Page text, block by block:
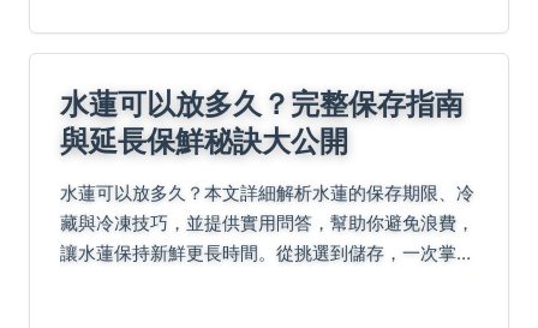
水蓮可以放多久？完整保存指南
與延長保鮮秘訣大公開
水蓮可以放多久？本文詳細解析水蓮的保存期限、冷
藏與冷凍技巧，並提供實用問答，幫助你避免浪費，
讓水蓮保持新鮮更長時間。從挑選到儲存，一次掌握